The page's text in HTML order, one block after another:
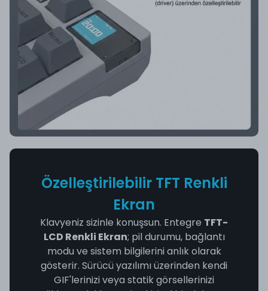
Özelleştirilebilir TFT Renkli
Ekran
Klavyeniz sizinle konuşsun. Entegre TFT-
LCD Renkli Ekran; pil durumu, bağlantı
modu ve sistem bilgilerini anlık olarak
gösterir. Sürücü yazılımı üzerinden kendi
GIF'lerinizi veya statik görsellerinizi